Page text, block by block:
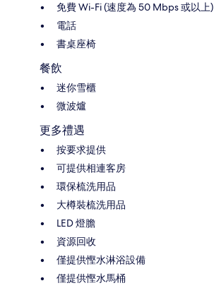
免費 Wi-Fi (速度為 50 Mbps 或以上)
電話
書桌座椅
餐飲
迷你雪櫃
微波爐
更多禮遇
按要求提供
可提供相連客房
環保梳洗用品
大樽裝梳洗用品
LED 燈膽
資源回收
僅提供慳水淋浴設備
僅提供慳水馬桶